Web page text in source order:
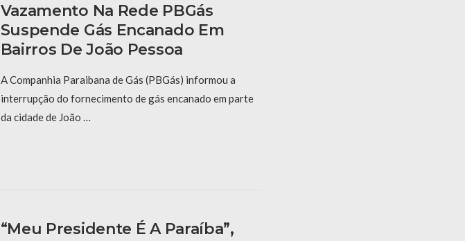
Vazamento Na Rede PBGás
Suspende Gás Encanado Em
Bairros De João Pessoa
A Companhia Paraibana de Gás (PBGás) informou a
interrupção do fornecimento de gás encanado em parte
da cidade de João …
“Meu Presidente É A Paraíba”,